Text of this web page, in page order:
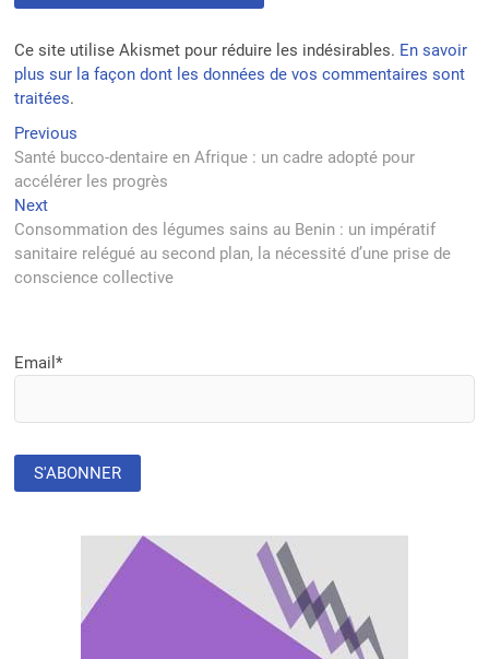
Ce site utilise Akismet pour réduire les indésirables. En savoir
plus sur la façon dont les données de vos commentaires sont
traitées.
Navigation
de
l’article
Previous
post:
Santé bucco-dentaire en Afrique : un cadre adopté pour
accélérer les progrès
NextNext
post:
Consommation des légumes sains au Benin : un impératif
sanitaire relégué au second plan, la nécessité d’une prise de
conscience collective
Email*